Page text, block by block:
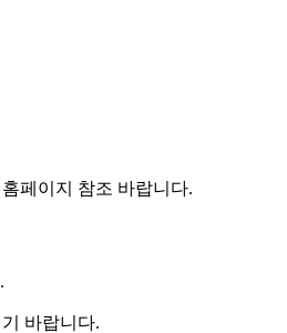
페이지 참조 바랍니다.
바랍니다.